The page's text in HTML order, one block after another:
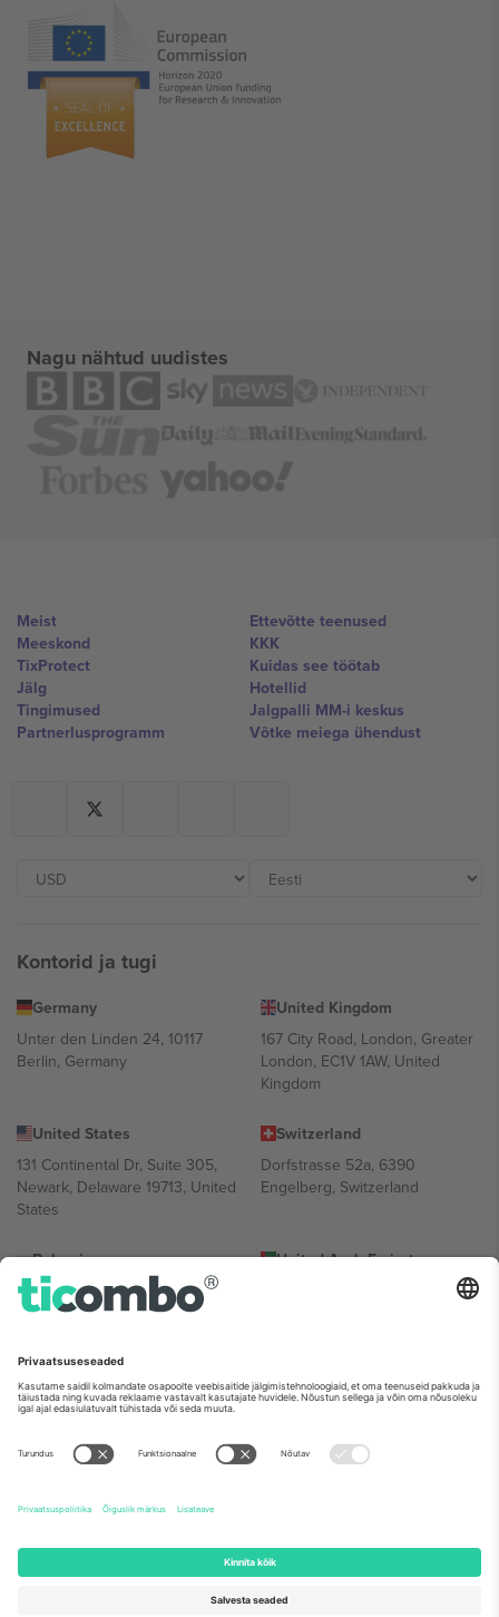
Nagu nähtud uudistes
Meist
Meeskond
TixProtect
Jälg
Tingimused
Partnerlusprogramm
Ettevõtte teenused
KKK
Kuidas see töötab
Hotellid
Jalgpalli MM-i keskus
Võtke meiega ühendust
Kontorid ja tugi
Germany
Unter den Linden 24, 10117
Berlin, Germany
United Kingdom
167 City Road, London, Greater
London, EC1V 1AW, United
Kingdom
United States
131 Continental Dr, Suite 305,
Newark, Delaware 19713, United
States
Switzerland
Dorfstrasse 52a, 6390
Engelberg, Switzerland
Bulgaria
Regus Sofia City West, bul
Totleben 53-55, 1606 Sofia,
United Arab Emirates
UAE Dubai Silicon Oasis, DDP
Mexico
Av Chapultepec 360, Roma
Norte, Cuauhtémoc, 06700
Ciudad de México, CDMX,
sündmusest ja/või domeenist. Detailide jaoks vaata konkreetse
sündmuse lehte, impressumit ja tingimusi.,
2026 Ticombo. Kõik õigused kaitstud.